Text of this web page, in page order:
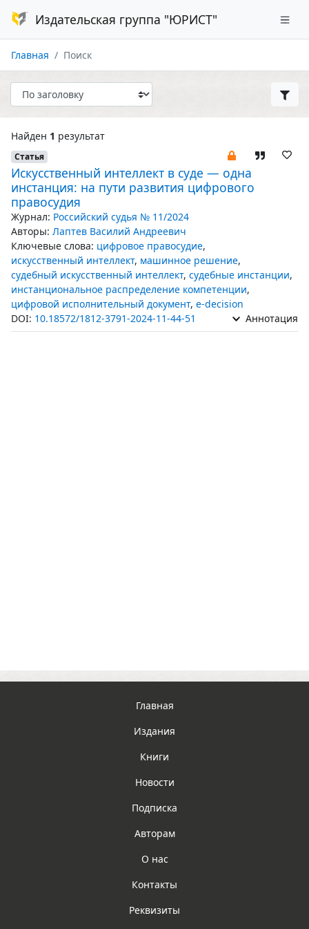
Издательская группа "ЮРИСТ"
Главная Поиск
Найден 1 результат
Статья
Искусственный интеллект в суде — одна
инстанция: на пути развития цифрового
правосудия
Журнал: Российский судья № 11/2024
Авторы: Лаптев Василий Андреевич
Ключевые слова: цифровое правосудие,
искусственный интеллект, машинное решение,
судебный искусственный интеллект, судебные инстанции,
инстанциональное распределение компетенции,
цифровой исполнительный документ, e-decision
DOI: 10.18572/1812-3791-2024-11-44-51 Аннотация
Главная
Издания
Книги
Новости
Подписка
Авторам
О нас
Контакты
Реквизиты